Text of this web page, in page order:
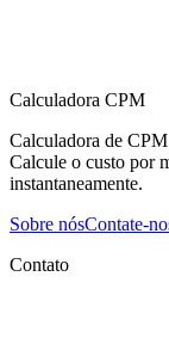
Calculadora CPM
Calculadora de
Calcule o custo por
instantaneamente.
Sobre nósContate-
Contato